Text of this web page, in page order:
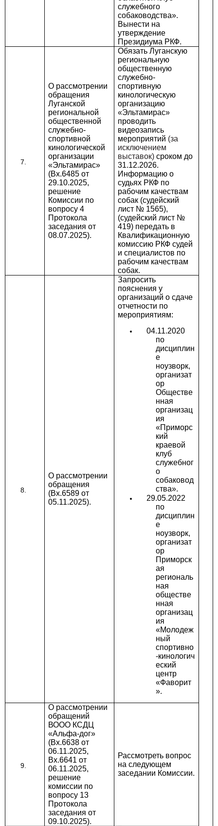
служебного
собаководства».
Вынести на
утверждение
Президиума РКФ.
О рассмотрении
обращения
Луганской
региональной
общественной
служебно-
спортивной
кинологической
организации
«Эльтамирас»
(Вх.6485 от
29.10.2025,
решение
Комиссии по
вопросу 4
Протокола
заседания от
08.07.2025).
Обязать Луганскую
региональную
общественную
служебно-
спортивную
кинологическую
организацию
«Эльтамирас»
проводить
видеозапись
мероприятий (за
исключением
выставок) сроком до
31.12.2026.
Информацию о
судьях РКФ по
рабочим качествам
собак (судейский
лист № 1565),
(судейский лист №
419) передать в
Квалификационную
комиссию РКФ судей
и специалистов по
рабочим качествам
собак.
О рассмотрении
обращения
(Вх.6589 от
05.11.2025).
Запросить
пояснения у
организаций о сдаче
отчетности по
мероприятиям:
04.11.2020
по
дисциплин
е
ноузворк,
организат
ор
Обществе
нная
организац
ия
«Приморс
кий
краевой
клуб
служебног
о
собаковод
ства».
29.05.2022
по
дисциплин
е
ноузворк,
организат
ор
Приморск
ая
региональ
ная
обществе
нная
организац
ия
«Молодеж
ный
спортивно
-кинологич
еский
центр
«Фаворит
».
О рассмотрении
обращений
ВООО КСДЦ
«Альфа-дог»
(Вх.6638 от
06.11.2025,
Вх.6641 от
06.11.2025,
решение
комиссии по
вопросу 13
Протокола
заседания от
09.10.2025).
Рассмотреть вопрос
на следующем
заседании Комиссии.